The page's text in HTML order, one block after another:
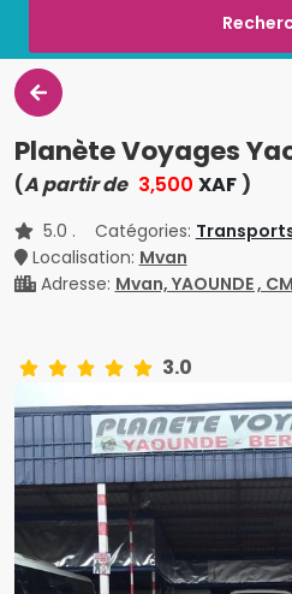
Planète Voyages
(A partir de 3,500 XAF )
5.0 . Catégories:
Localisation: Mvan
Adresse: Mvan, YAOUNDE , CM
3.0